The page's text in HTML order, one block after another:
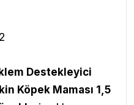
Destekleyici
Köpek Maması 1,5